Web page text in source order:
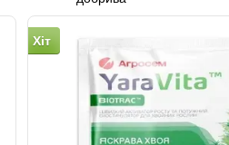
Хіт